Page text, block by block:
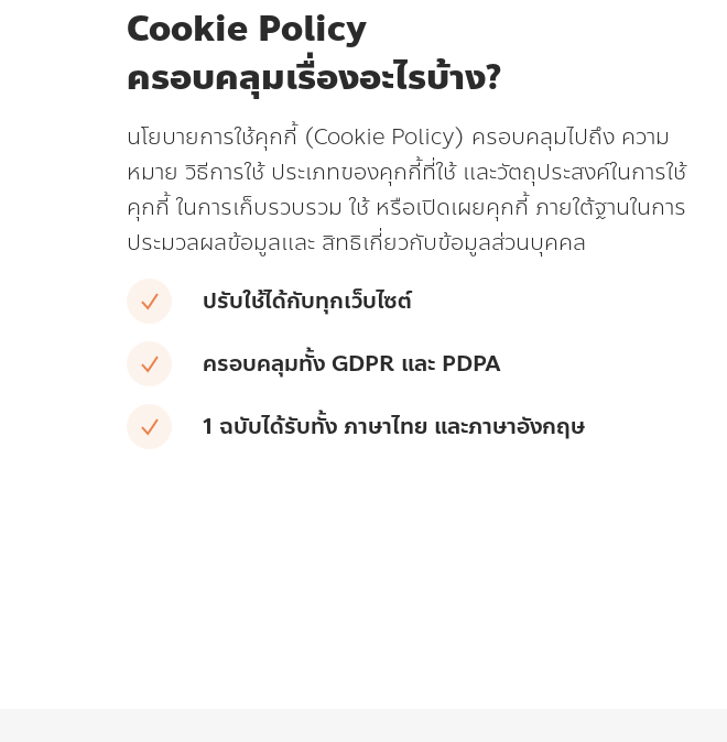
Cookie Policy
ครอบคลุมเรื่องอะไรบ้าง?
นโยบายการใช้คุกกี้ (Cookie Policy) ครอบคลุมไปถึง ความ
หมาย วิธีการใช้ ประเภทของคุกกี้ที่ใช้ และวัตถุประสงค์ในการใช้
คุกกี้ ในการเก็บรวบรวม ใช้ หรือเปิดเผยคุกกี้ ภายใต้ฐานในการ
ประมวลผลข้อมูลและ สิทธิเกี่ยวกับข้อมูลส่วนบุคคล
ปรับใช้ได้กับทุกเว็บไซต์
ครอบคลุมทั้ง GDPR และ PDPA
1 ฉบับได้รับทั้ง ภาษาไทย และภาษาอังกฤษ